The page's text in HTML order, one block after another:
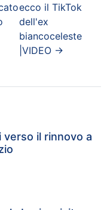
ecco il TikTok
dell'ex
biancoceleste
|VIDEO →
verso il rinnovo a